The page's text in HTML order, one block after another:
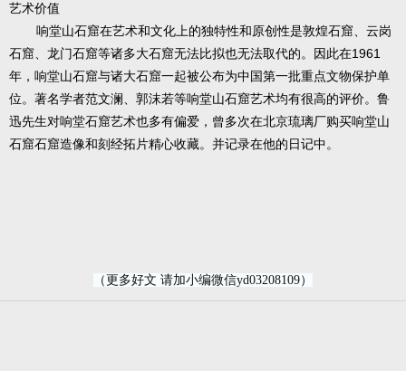
艺术价值
响堂山石窟在艺术和文化上的独特性和原创性是敦煌石窟、云岗
石窟、龙门石窟等诸多大石窟无法比拟也无法取代的。因此在1961
年，响堂山石窟与诸大石窟一起被公布为中国第一批重点文物保护单
位。著名学者范文澜、郭沫若等响堂山石窟艺术均有很高的评价。鲁
迅先生对响堂石窟艺术也多有偏爱，曾多次在北京琉璃厂购买响堂山
石窟石窟造像和刻经拓片精心收藏。并记录在他的日记中。
（更多好文 请加小编微信yd03208109）